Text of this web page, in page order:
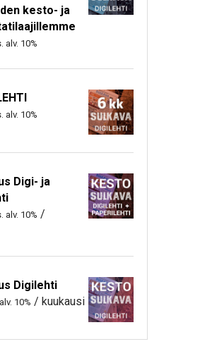
kesto- ja
alv. 10%
alv. 10%
Digi- ja
alv. 10% /
Digilehti
10% / kuukausi